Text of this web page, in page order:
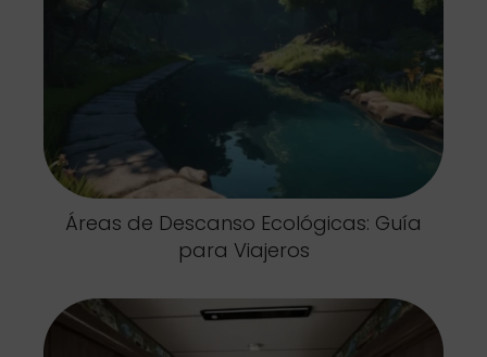
Áreas de Descanso Ecológicas: Guía
para Viajeros